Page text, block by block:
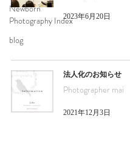
Newborn
Photography Index
blog
2023年6月20日
法人化のお知らせ
Photographer mai
2021年12月3日